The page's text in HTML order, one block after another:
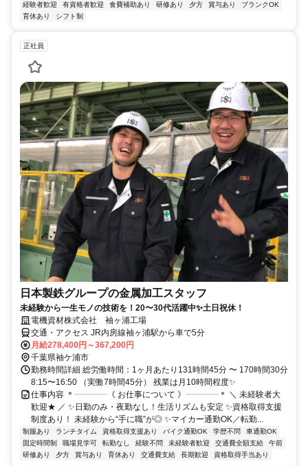
経験者歓迎
有資格者歓迎 食費補助あり 研修あり 夕方 賞与あり
ブランクOK
育休あり
シフト制
正社員
日本製鉄グループの金属加工スタッフ
未経験から一生モノの技術を！20〜30代活躍中✨土日祝休！
電機資材株式会社 袖ヶ浦工場
交通・アクセス JR内房線袖ヶ浦駅から車で5分
月給278,400円～367,200円
千葉県袖ケ浦市
勤務時間詳細 総労働時間：1ヶ月あたり131時間45分 〜 170時間30分
8:15〜16:50 （実働7時間45分） 残業は月10時間程度✨
仕事内容 ＊┈┈┈┈《 お仕事について 》┈┈┈┈＊ ＼ 未経験者大
歓迎★ ／ ✨日勤のみ・夜勤なし！生活リズムも安定 ✨資格取得支援
制度あり！ 未経験から“手に職”が◎ ✨マイカー通勤OK／転勤...
制服あり ランチタイム 資格取得支援あり バイク通勤OK 学歴不問
車通勤OK
固定時間制
職場見学可 転勤なし 経験不問 未経験者歓迎 交通費全額支給
午前
研修あり
夕方 賞与あり 育休あり 交通費支給 長期歓迎 資格取得手当あり